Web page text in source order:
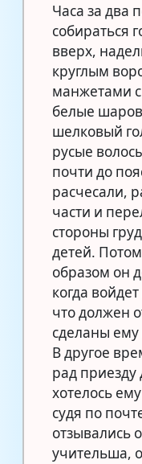
Часа за два
собираться
вверх,
круглым
манжетами
белые
шелковый
русые
почти до
расчесали,
части и
стороны
детей.
образом он
когда
что должен
сделаны
В другое
рад приезду
хотелось
судя по
отзывались
учительша,